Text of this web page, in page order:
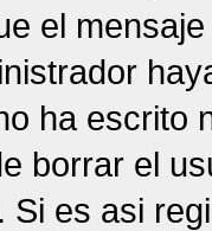
el
ha escrito
borrar el
Si es asi